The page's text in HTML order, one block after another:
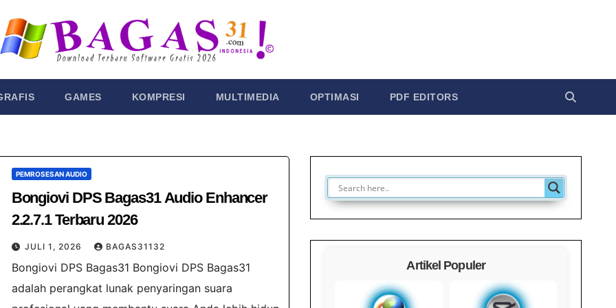
GAMES KOMPRESI MULTIMEDIA OPTIMASI PDF EDITORS
PEMROSESAN AUDIO
Bongiovi DPS Bagas31​ Audio Enhancer
2.2.7.1 Terbaru 2026
JULI 1, 2026 BAGAS31132
Bongiovi DPS Bagas31 Bongiovi DPS Bagas31​
adalah perangkat lunak penyaringan suara
Artikel Populer